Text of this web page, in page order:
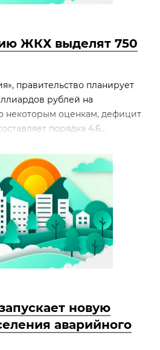
ЖКХ выделят 750
правительство планирует
рублей на
оценкам, дефицит
порядка 4,6...
новую
аварийного